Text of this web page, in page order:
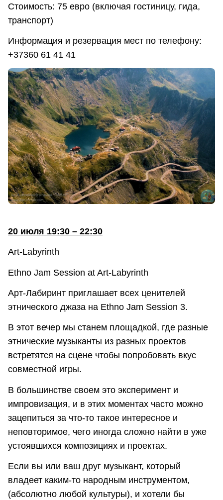
Стоимость: 75 евро (включая гостиницу, гида,
транспорт)
Информация и резервация мест по телефону:
+37360 61 41 41
20 июля 19:30 – 22:30
Art-Labyrinth
Ethno Jam Session at Art-Labyrinth
Арт-Лабиринт приглашает всех ценителей
этнического джаза на Ethno Jam Session 3.
В этот вечер мы станем площадкой, где разные
этнические музыканты из разных проектов
встретятся на сцене чтобы попробовать вкус
совместной игры.
В большинстве своем это эксперимент и
импровизация, и в этих моментах часто можно
зацепиться за что-то такое интересное и
неповторимое, чего иногда сложно найти в уже
устоявшихся композициях и проектах.
Если вы или ваш друг музыкант, который
владеет каким-то народным инструментом,
(абсолютно любой культуры), и хотели бы